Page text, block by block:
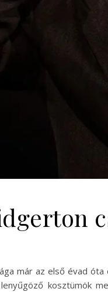
már az első évad
kosztümök